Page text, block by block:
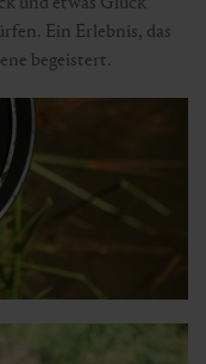
Ein Erlebnis, das
begeistert.